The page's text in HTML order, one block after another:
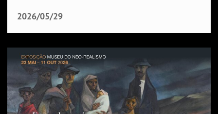
2026/05/29